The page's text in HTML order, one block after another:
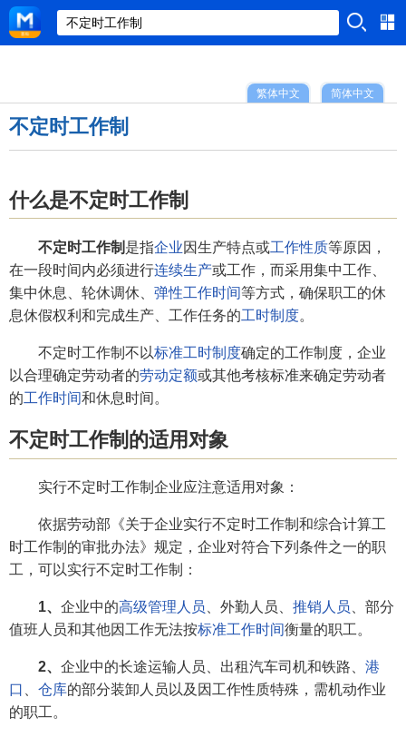
简体中文
繁体中文
不定时工作制
什么是不定时工作制
不定时工作制 是指企业因生产特点或工作性质等原因，
在一段时间内必须进行连续生产或工作，而采用集中工作、
集中休息、轮休调休、 弹性工作时间等方式，确保职工的休
息休假权利和完成生产、工作任务的工时制度。
不定时工作制不以标准工时制度确定的工作制度，企业
以合理确定劳动者的劳动定额或其他考核标准来确定劳动者
的工作时间和休息时间。
不定时工作制的适用对象
实行不定时工作制企业应注意适用对象：
依据劳动部《关于企业实行不定时工作制和综合计算工
时工作制的审批办法》规定，企业对符合下列条件之一的职
工，可以实行不定时工作制：
1、 企业中的高级管理人员 、外勤人员、 推销人员 、部分
值班人员和其他因工作无法按标准工作时间衡量的职工。
2、 企业中的长途运输人员、出租汽车司机和铁路、 港
口
仓库的部分装卸人员以及因工作性质特殊，需机动作业
的职工。